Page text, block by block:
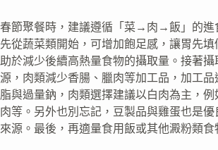
春節聚餐時，建議遵循「菜→肉→飯」的進
先從蔬菜類開始，可增加飽足感，讓胃先填
助於減少後續高熱量食物的攝取量。接著攝
源，肉類減少香腸、臘肉等加工品，加工品
脂與過量鈉，肉類選擇建議以白肉為主，例
肉等。另外也別忘記，豆製品與雞蛋也是優
來源。最後，再適量食用飯或其他澱粉類食